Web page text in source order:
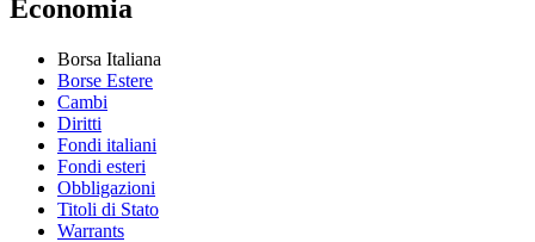
Economia
Borsa Italiana
Borse Estere
Cambi
Diritti
Fondi italiani
Fondi esteri
Obbligazioni
Titoli di Stato
Warrants